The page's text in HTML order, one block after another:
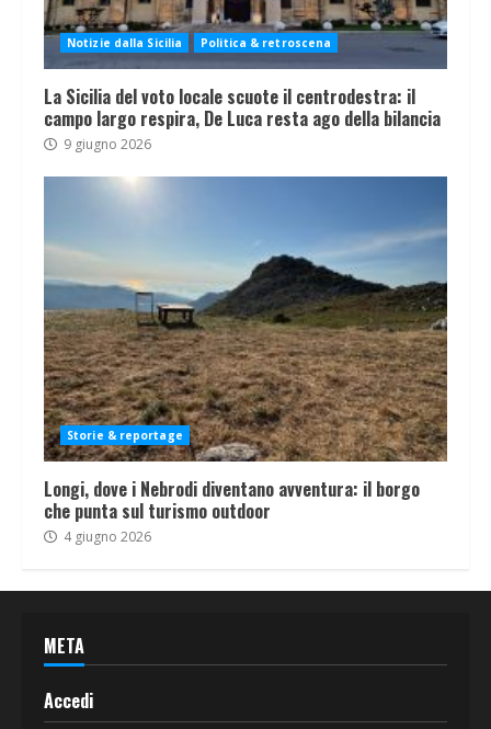
Notizie dalla Sicilia Politica & retroscena
La Sicilia del voto locale scuote il centrodestra: il
campo largo respira, De Luca resta ago della bilancia
9 giugno 2026
Storie & reportage
Longi, dove i Nebrodi diventano avventura: il borgo
che punta sul turismo outdoor
4 giugno 2026
META
Accedi